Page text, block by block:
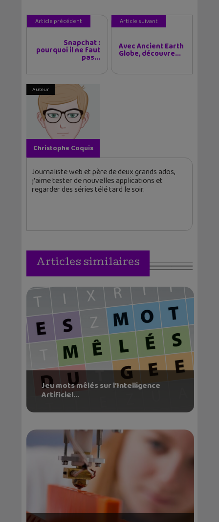
Article précédent
Snapchat :
pourquoi il ne faut
pas...
Article suivant
Avec Ancient Earth
Globe, découvre...
Auteur
Christophe Coquis
Journaliste web et père de deux grands ados,
j'aime tester de nouvelles applications et
regarder des séries télé tard le soir.
Articles similaires
Jeu mots mêlés sur l’Intelligence
Artificiel...